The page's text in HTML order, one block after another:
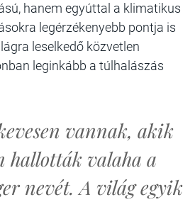
hanem egyúttal a klimatikus
legérzékenyebb pontja is
leselkedő közvetlen
leginkább a túlhalászás
vannak, akik
hallották valaha a
nevét. A világ egyik